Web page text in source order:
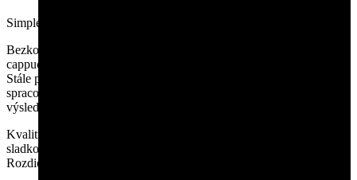
Simple coffee
Bezkofeínová káva je určená pre chvíle, keď chcete espresso,
cappuccino alebo filter, no ďalšiu dávku kofeínu už nepotrebujete.
Stále pijete kávu zo skutočných kávových zŕn. Pred pražením z nich
spracovateľ odstráni väčšinu kofeínu a pražiar sa potom postará o
výslednú chuť.
Kvalitný decaf nemusí byť prázdny ani prepražený. Môže mať
sladkosť, telo a konkrétne chuťové tóny rovnako ako bežná káva.
Rozdiel spoznáte skôr v účinku než v tom, či si šálku vychutnáte.